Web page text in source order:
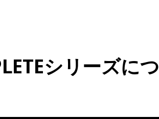
シリーズにつ